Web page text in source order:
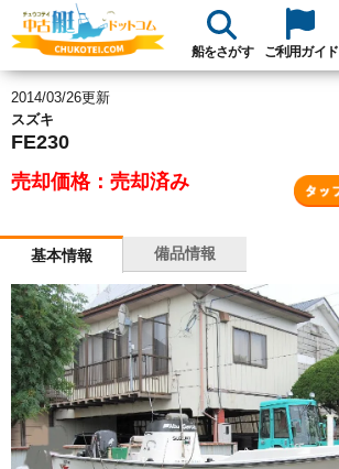
船をさがす ご利用ガイド
2014/03/26更新
スズキ
FE230
売却価格：売却済み
基本情報 備品情報